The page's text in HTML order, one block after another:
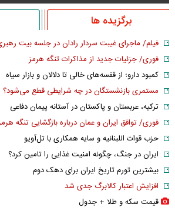
برگزیده ها
فیلم/ ماجرای غیبت سردار رادان در جلسه بیت
فوری/ جزئیات جدید از مذاکرات تنگه هرمز
کمبود دارو؛ از قفسه‌های خالی تا دلالان و بازار سیاه
مستمری بازنشستگان در چه شرایطی قطع می‌شود؟
ترکیه، عربستان و پاکستان در آستانه پیمان دفاعی
فوری/ توافق ایران و عمان درباره بازگشایی تنگه
حزب قوات اللبنانیه و سایه همکاری با تل‌آویو
ایران در جنگ، چگونه امنیت غذایی را تامین کرد؟
بیشترین تورم تاریخ ایران برای دهک دوم
افزایش اعتبار کالابرگ جدی شد
قیمت سکه و طلا + جدول